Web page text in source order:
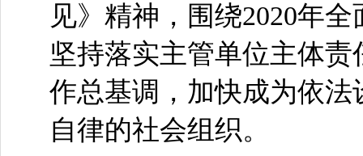
见》精神，围绕2020年
坚持落实主管单位主体
作总基调，加快成为依
自律的社会组织。